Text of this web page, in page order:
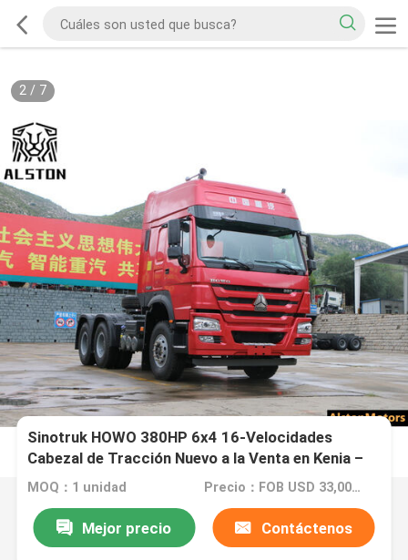
2/ 7
Sinotruk HOWO 380HP 6x4 16-Velocidades
Cabezal de Tracción Nuevo a la Venta en Kenia –
Precio Directo de Fábrica
MOQ：1 unidad Precio：FOB USD 33,000 - 36,000 PER UNIT
Mejor precio Contáctenos